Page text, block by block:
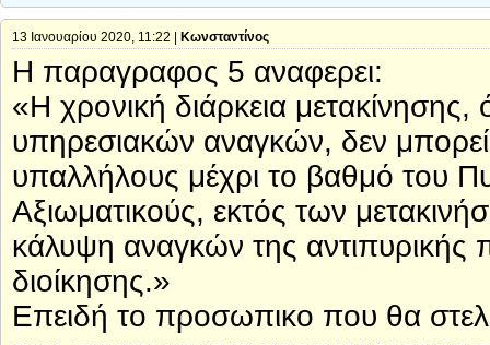
13 Ιανουαρίου 2020, 11:22 | Κωνσταντίνος
H παραγραφος 5 αναφερει:
«Η χρονική διάρκεια
υπηρεσιακών αναγκών, δεν
υπαλλήλους μέχρι το βαθμό του
Αξιωματικούς, εκτός των
κάλυψη αναγκών της αντιπυρικής
διοίκησης.»
Επειδή το προσωπικο που θα